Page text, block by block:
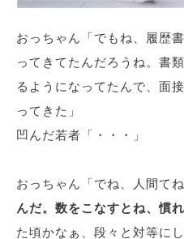
おっちゃん「でもね、履歴
ってきてたんだろうね。書
るようになってたんで、面
ってきた」
凹んだ若者「・・・」
おっちゃん「でね、人間て
んだ。数をこなすとね、慣
た頃かなぁ、段々と対等に